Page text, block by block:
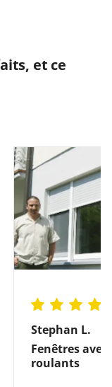
et ce
Stephan L.
Fenêtres
roulants